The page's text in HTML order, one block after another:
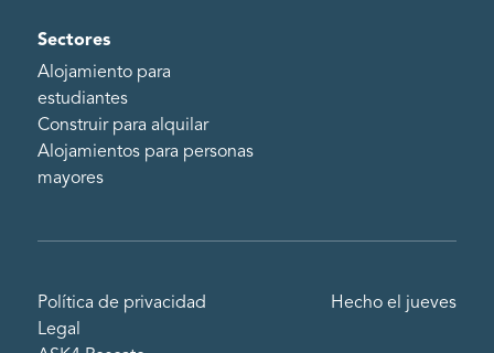
Sectores
Alojamiento para
estudiantes
Construir para alquilar
Alojamientos para personas
mayores
Política de privacidad
Legal
Hecho el jueves